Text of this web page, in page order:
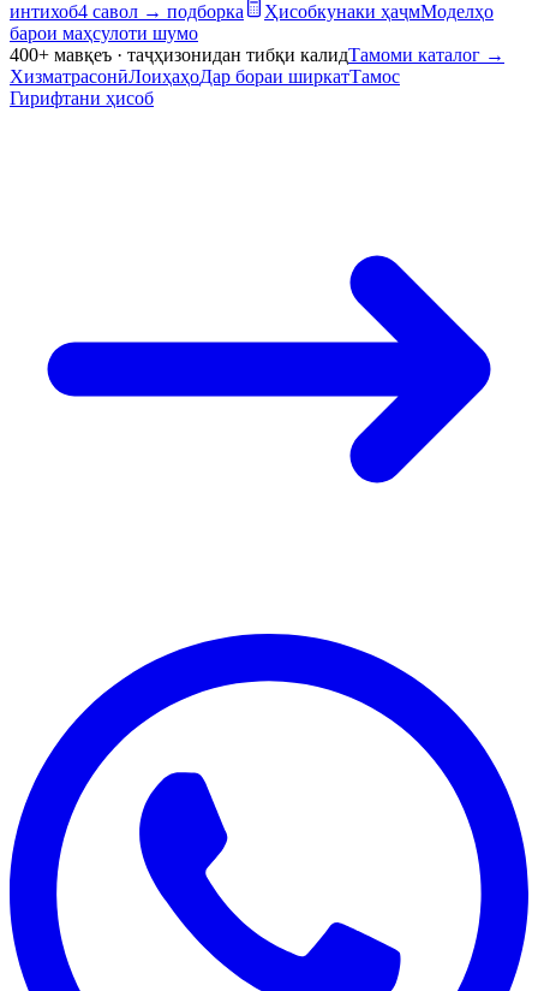
интихоб4 савол → подборка Ҳисобкунаки ҳаҷмМоделҳо
барои маҳсулоти шумо
400+ мавқеъ · таҷҳизонидан тибқи калидТамоми каталог →
ХизматрасонӣЛоиҳаҳоДар бораи ширкатТамос
Гирифтани ҳисоб